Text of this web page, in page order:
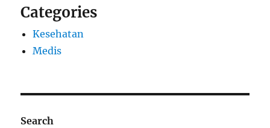
Categories
Kesehatan
Medis
Search